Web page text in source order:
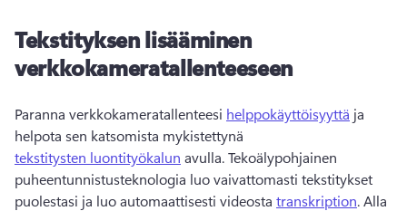
Tekstityksen lisääminen
verkkokameratallenteeseen
Paranna verkkokameratallenteesi helppokäyttöisyyttä ja
helpota sen katsomista mykistettynä
tekstitysten luontityökalun avulla. Tekoälypohjainen
puheentunnistusteknologia luo vaivattomasti tekstitykset
puolestasi ja luo automaattisesti videosta transkription. Alla